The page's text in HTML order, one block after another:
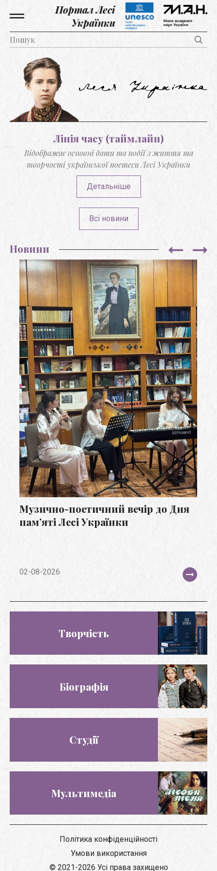
Портал Лесі
Українки
Лінія часу (таймлайн)
Відображає основні дати та події з життя та
творчості української поетеси Лесі Українки
Детальніше
Творчість
Біографія
Студії
Мультимедіа
Новини
Музично-поетичний вечір до Дня
пам’яті Лесі Українки
02-08-2026
Всі новини
Політика конфіденційності
Умови використання
© 2021-2026 Усі права захищено